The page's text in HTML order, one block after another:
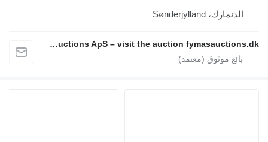
الدنمارك، Sønderjylland
Fymas Auctions ApS – visit the auction fymasauctions.dk